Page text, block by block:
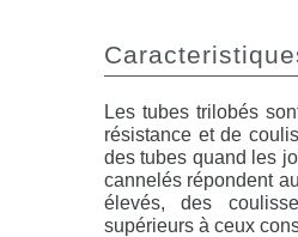
Les tubes trilobés
résistance et de
des tubes quand les
cannelés répondent
élevés, des
supérieurs à ceux